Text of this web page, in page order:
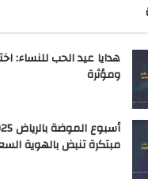
هدايا عيد الحب للنساء:
ومؤثرة
مبتكرة تنبض بالهوية